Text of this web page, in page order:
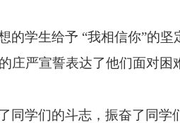
的学生给予 “我相信你”的
严宣誓表达了他们面对
学们的斗志，振奋了同学